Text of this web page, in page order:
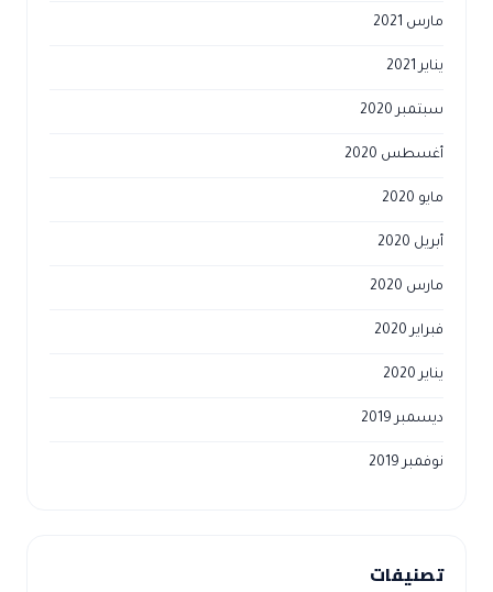
مارس 2021
يناير 2021
سبتمبر 2020
أغسطس 2020
مايو 2020
أبريل 2020
مارس 2020
فبراير 2020
يناير 2020
ديسمبر 2019
نوفمبر 2019
تصنيفات